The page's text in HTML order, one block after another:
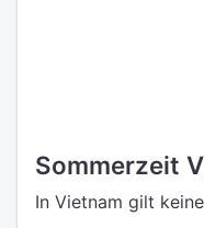
Sommerzeit
In Vietnam gilt